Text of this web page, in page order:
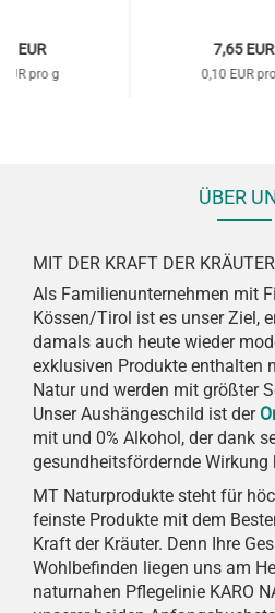
EUR
pro g
7,65 EUR
0,10 EUR
ÜBER
MIT DER KRAFT DER
Als Familienunternehmen mit
Kössen/Tirol ist es unser Ziel,
damals auch heute wieder
exklusiven Produkte enthalten
Natur und werden mit größter
Unser Aushängeschild ist der
mit und 0% Alkohol, der dank
gesundheitsfördernde Wirkung
MT Naturprodukte steht für
feinste Produkte mit dem
Kraft der Kräuter. Denn Ihre
Wohlbefinden liegen uns am
naturnahen Pflegelinie KARO